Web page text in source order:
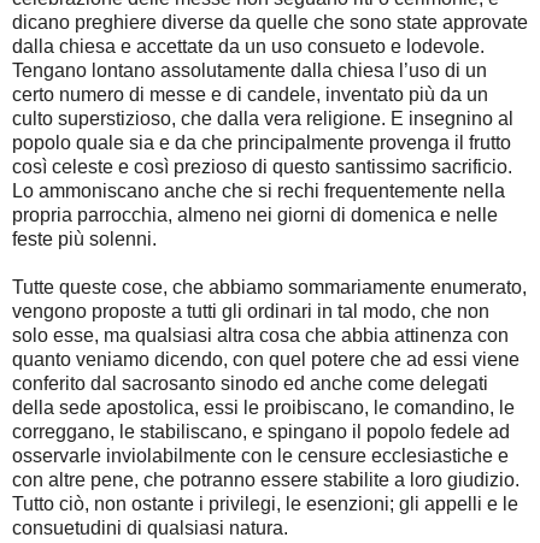
dicano preghiere diverse da quelle che sono state approvate
dalla chiesa e accettate da un uso consueto e lodevole.
Tengano lontano assolutamente dalla chiesa l’uso di un
certo numero di messe e di candele, inventato più da un
culto superstizioso, che dalla vera religione. E insegnino al
popolo quale sia e da che principalmente provenga il frutto
così celeste e così prezioso di questo santissimo sacrificio.
Lo ammoniscano anche che si rechi frequentemente nella
propria parrocchia, almeno nei giorni di domenica e nelle
feste più solenni.
Tutte queste cose, che abbiamo sommariamente enumerato,
vengono proposte a tutti gli ordinari in tal modo, che non
solo esse, ma qualsiasi altra cosa che abbia attinenza con
quanto veniamo dicendo, con quel potere che ad essi viene
conferito dal sacrosanto sinodo ed anche come delegati
della sede apostolica, essi le proibiscano, le comandino, le
correggano, le stabiliscano, e spingano il popolo fedele ad
osservarle inviolabilmente con le censure ecclesiastiche e
con altre pene, che potranno essere stabilite a loro giudizio.
Tutto ciò, non ostante i privilegi, le esenzioni; gli appelli e le
consuetudini di qualsiasi natura.